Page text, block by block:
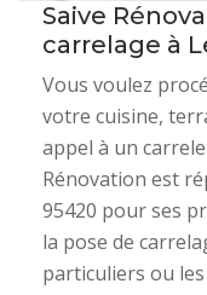
Saive
carrelage à
Vous voulez
votre cuisine,
appel à un
Rénovation est
95420 pour ses
la pose de
particuliers ou